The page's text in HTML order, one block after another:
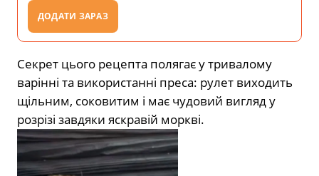
ДОДАТИ ЗАРАЗ
Секрет цього рецепта полягає у тривалому
варінні та використанні преса: рулет виходить
щільним, соковитим і має чудовий вигляд у
розрізі завдяки яскравій моркві.